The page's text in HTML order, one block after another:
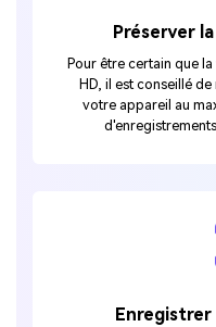
Préserver
Pour être certain que la
HD, il est conseillé
votre appareil au
Enregistrer